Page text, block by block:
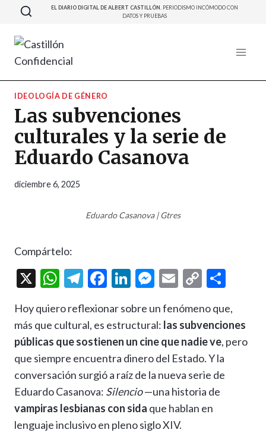
Saltar
contenido
EL DIARIO DIGITAL DE ALBERT CASTILLÓN. PERIODISMO INCÓMODO CON
DATOS Y PRUEBAS
IDEOLOGÍA DE GÉNERO
Las subvenciones
culturales y la serie de
Eduardo Casanova
diciembre 6, 2025
Eduardo Casanova | Gtres
Compártelo:
X
W
at
s
A
p
p
T
e
gr
a
m
F
e
b
o
o
k
Li
ke
dI
n
M
se
n
g
er
E
ai
l
C
p
y
Li
n
k
m
p
ar
Hoy quiero reflexionar sobre un fenómeno que,
más que cultural, es estructural: las subvenciones
públicas que sostienen un cine que nadie ve, pero
que siempre encuentra dinero del Estado. Y la
conversación surgió a raíz de la nueva serie de
Eduardo Casanova: Silencio—una historia de
vampiras lesbianas con sida que hablan en
lenguaje inclusivo en pleno siglo XIV.